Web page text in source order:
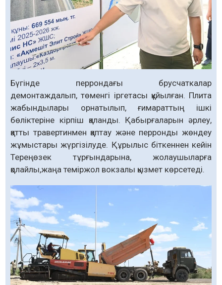
Бүгінде перрондағы брусчаткалар
демонтаждалып, төменгі іргетасы құйылған. Плита
жабындылары орнатылып, ғимараттың ішкі
бөліктеріне кірпіш қаланды. Қабырғаларын әрлеу,
қатты травертинмен қаптау және перронды жөндеу
жұмыстары жүргізілуде. Құрылыс біткеннен кейін
Тереңөзек тұрғындарына, жолаушыларға
қолайлы,жаңа теміржол вокзалы қызмет көрсетеді.